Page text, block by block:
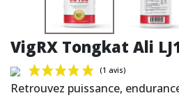
VigRX Tongkat Ali
Retrouvez puissance,